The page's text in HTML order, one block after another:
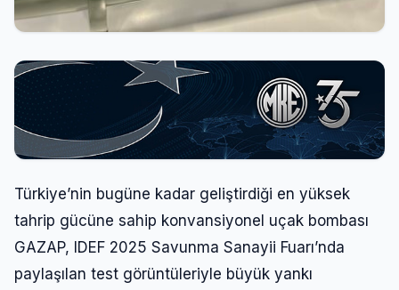
Türkiye’nin bugüne kadar geliştirdiği en yüksek
tahrip gücüne sahip konvansiyonel uçak bombası
GAZAP, IDEF 2025 Savunma Sanayii Fuarı’nda
paylaşılan test görüntüleriyle büyük yankı